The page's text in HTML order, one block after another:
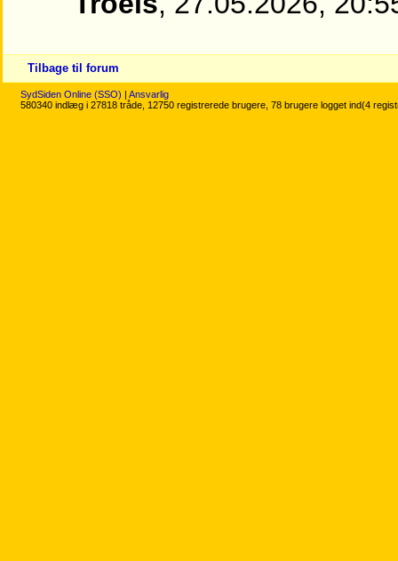
Tilbage til forum
SydSiden Online (SSO) | Ansvarlig
580340 indlæg i 27818 tråde, 12750 registrerede brugere, 78 brugere logget ind(4